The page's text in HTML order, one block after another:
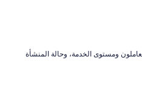
عناصر نالت الإعجاب: ⁦النظافة⁩، و⁦العاملون ومستوى الخدمة⁩، و⁦حالة المنشأة